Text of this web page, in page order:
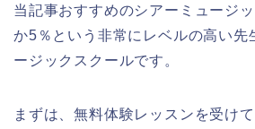
当記事おすすめのシアーミュージ
か5％という非常にレベルの高い先
ージックスクールです。
まずは、無料体験レッスンを受け